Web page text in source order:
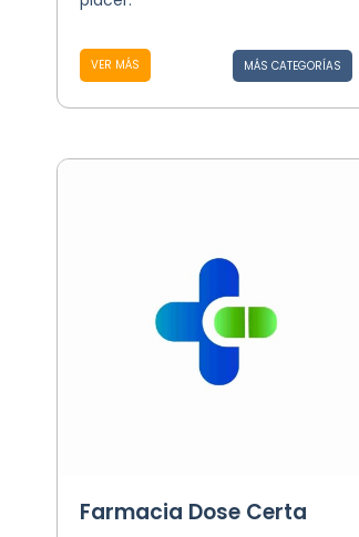
VER MÁS MÁS CATEGORÍAS
Farmacia Dose Certa